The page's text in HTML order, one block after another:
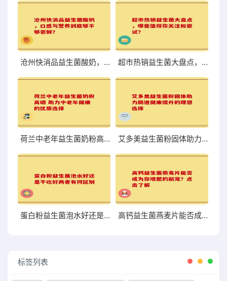
沧州快消品益生菌酸奶，口感与营养到底够不够尝鲜？ 超市热销益生菌大盘点，哪些值得你关注和尝试？
荷兰中老年益生菌奶粉高硒 助力中老年健康的优质选择 艾多美益生菌粉固体助力肠道健康提升的理想选择
蛋白粉益生菌泡水好还是干吃好两者有何区别 高钙益生菌燕麦片能否成为你增肥的新宠？点击了解
标签列表